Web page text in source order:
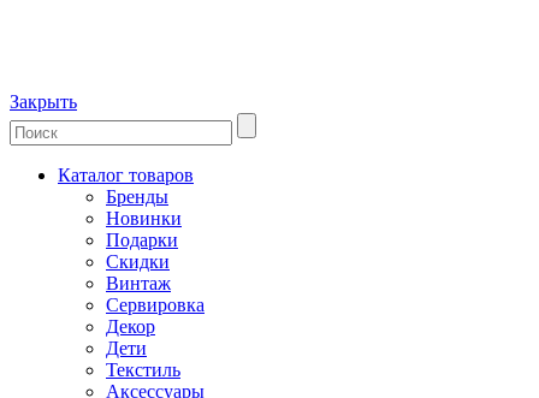
Закрыть
Каталог товаров
Бренды
Новинки
Подарки
Скидки
Винтаж
Сервировка
Декор
Дети
Текстиль
Аксессуары